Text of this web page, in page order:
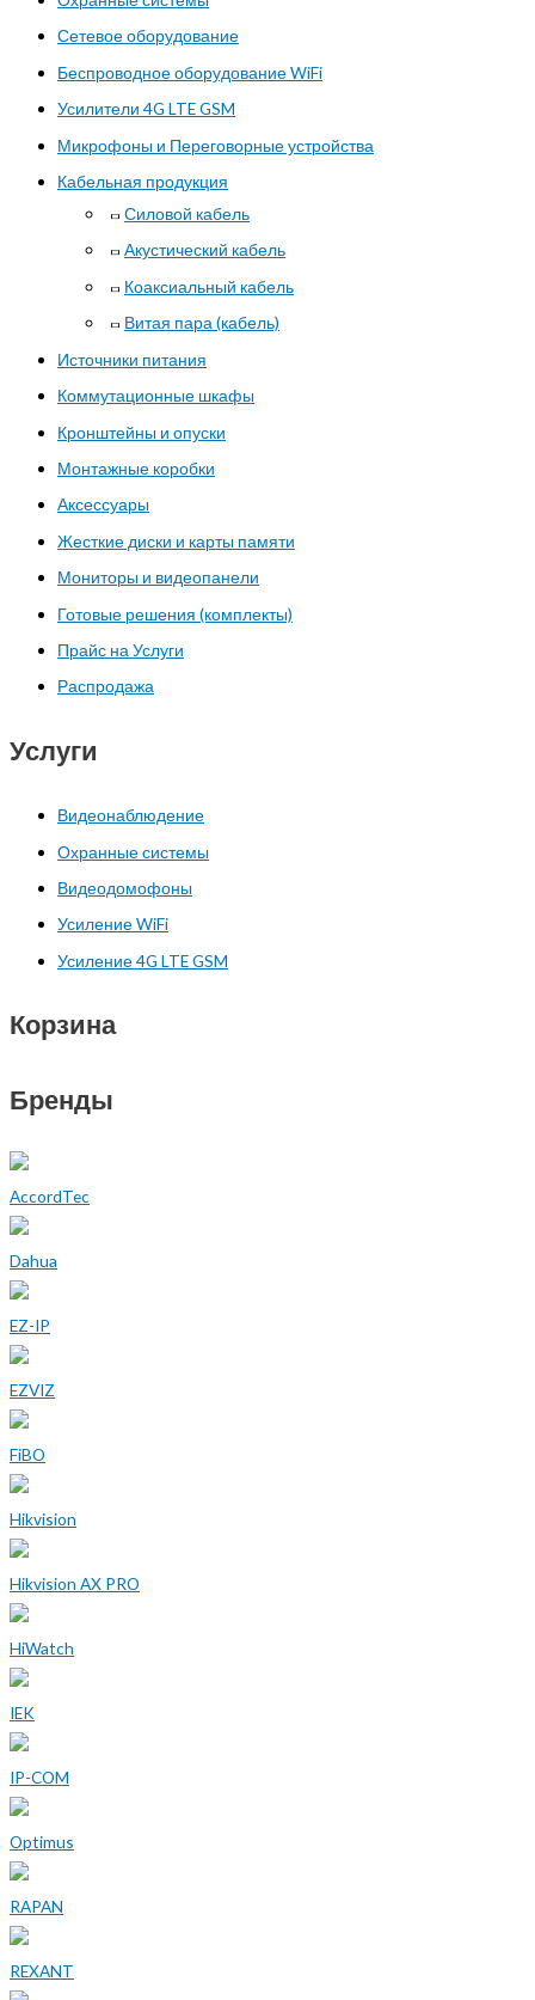
Сетевое оборудование
Беспроводное оборудование WiFi
Усилители 4G LTE GSM
Микрофоны и Переговорные устройства
Кабельная продукция
Силовой кабель
Акустический кабель
Коаксиальный кабель
Витая пара (кабель)
Источники питания
Коммутационные шкафы
Кронштейны и опуски
Монтажные коробки
Аксессуары
Жесткие диски и карты памяти
Мониторы и видеопанели
Готовые решения (комплекты)
Прайс на Услуги
Распродажа
Услуги
Видеонаблюдение
Охранные системы
Видеодомофоны
Усиление WiFi
Усиление 4G LTE GSM
Корзина
Бренды
AccordTec
Dahua
EZ-IP
EZVIZ
FiBO
Hikvision
Hikvision AX PRO
HiWatch
IEK
IP-COM
Optimus
RAPAN
REXANT